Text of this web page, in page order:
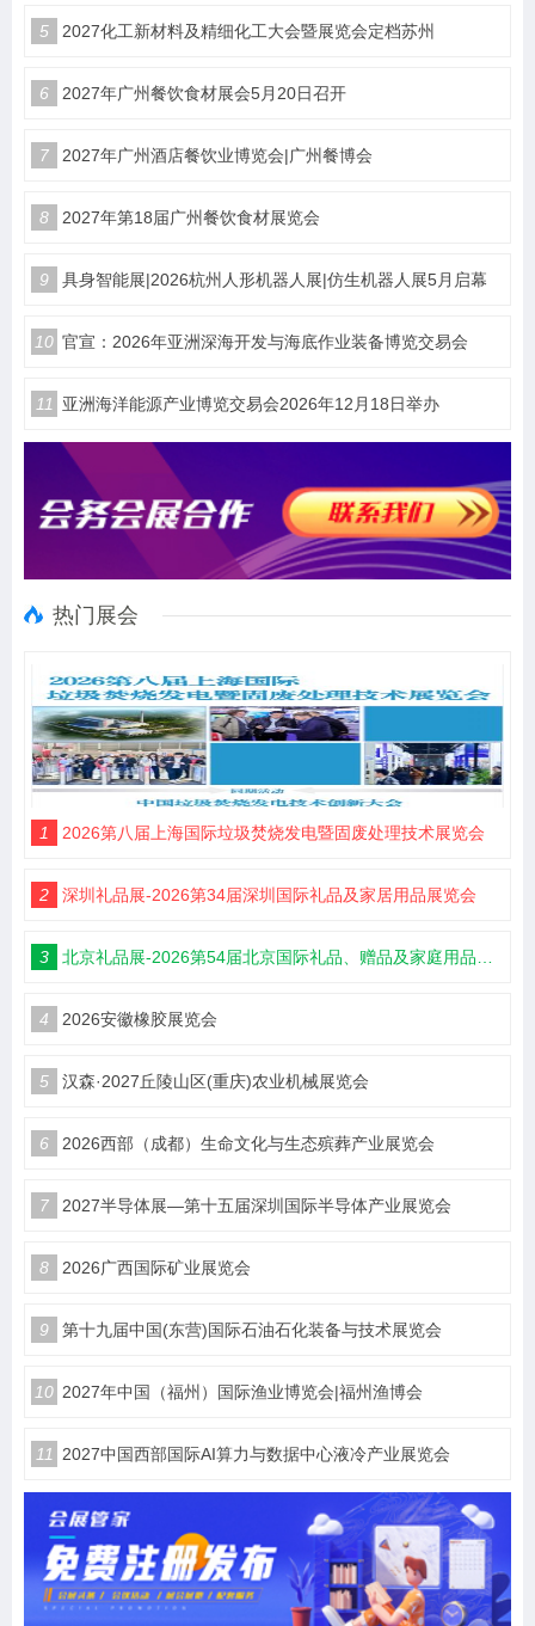
5 2027化工新材料及精细化工大会暨展览会定档苏州
6 2027年广州餐饮食材展会5月20日召开
7 2027年广州酒店餐饮业博览会|广州餐博会
8 2027年第18届广州餐饮食材展览会
9 具身智能展|2026杭州人形机器人展|仿生机器人展5月启幕
10 官宣：2026年亚洲深海开发与海底作业装备博览交易会
11 亚洲海洋能源产业博览交易会2026年12月18日举办
热门展会
1 2026第八届上海国际垃圾焚烧发电暨固废处理技术展览会
2 深圳礼品展-2026第34届深圳国际礼品及家居用品展览会
3 北京礼品展-2026第54届北京国际礼品、赠品及家庭用品展览会
4 2026安徽橡胶展览会
5 汉森·2027丘陵山区(重庆)农业机械展览会
6 2026西部（成都）生命文化与生态殡葬产业展览会
7 2027半导体展—第十五届深圳国际半导体产业展览会
8 2026广西国际矿业展览会
9 第十九届中国(东营)国际石油石化装备与技术展览会
10 2027年中国（福州）国际渔业博览会|福州渔博会
11 2027中国西部国际AI算力与数据中心液冷产业展览会